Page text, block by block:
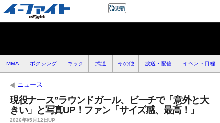
MMA ボクシング キック 武道 その他 放送・配信 イベント日程
ニュース
現役ナース”ラウンドガール、ビーチで「意外と大
きい」と写真UP！ファン「サイズ感、最高！」
2026年05月12日UP